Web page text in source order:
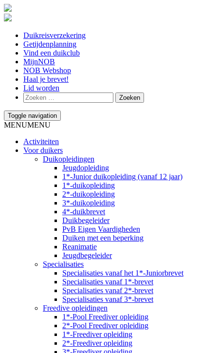
Duikreisverzekering
Getijdenplanning
Vind een duikclub
MijnNOB
NOB Webshop
Haal je brevet!
Lid worden
Toggle navigation
MENUMENU
Activiteiten
Voor duikers
Duikopleidingen
Jeugdopleiding
1*-Junior duikopleiding (vanaf 12 jaar)
1*-duikopleiding
2*-duikopleiding
3*-duikopleiding
4*-duikbrevet
Duikbegeleider
PvB Eigen Vaardigheden
Duiken met een beperking
Reanimatie
Jeugdbegeleider
Specialisaties
Specialisaties vanaf het 1*-Juniorbrevet
Specialisaties vanaf 1*-brevet
Specialisaties vanaf 2*-brevet
Specialisaties vanaf 3*-brevet
Freedive opleidingen
1*-Pool Freediver opleiding
2*-Pool Freediver opleiding
1*-Freediver opleiding
2*-Freediver opleiding